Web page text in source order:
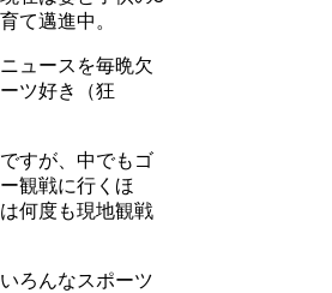
て邁進中。
ュースを毎晩欠
ツ好き（狂
すが、中でもゴ
観戦に行くほ
何度も現地観戦
ろんなスポーツ